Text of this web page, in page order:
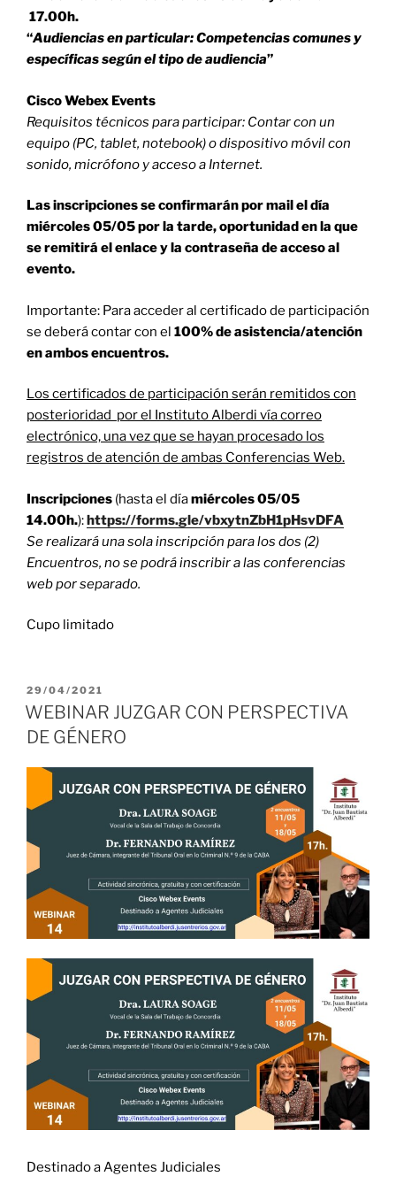
17.00h.
“Audiencias en particular: Competencias comunes y
específicas según el tipo de audiencia”
Cisco Webex Events
Requisitos técnicos para participar: Contar con un
equipo (PC, tablet, notebook) o dispositivo móvil con
sonido, micrófono y acceso a Internet.
Las inscripciones se confirmarán por mail el día
miércoles 05/05 por la tarde, oportunidad en la que
se remitirá el enlace y la contraseña de acceso al
evento.
Importante: Para acceder al certificado de participación
se deberá contar con el 100% de asistencia/atención
en ambos encuentros.
Los certificados de participación serán remitidos con
posterioridad por el Instituto Alberdi vía correo
electrónico, una vez que se hayan procesado los
registros de atención de ambas Conferencias Web.
Inscripciones (hasta el díamiércoles 05/05
14.00h.):https://forms.gle/vbxytnZbH1pHsvDFA
Se realizará una sola inscripción para los dos (2)
Encuentros, no se podrá inscribir a las conferencias
web por separado.
Cupo limitado
PUBLICADO
EL
29/04/2021
WEBINAR JUZGAR CON PERSPECTIVA
DE GÉNERO
Destinado a Agentes Judiciales